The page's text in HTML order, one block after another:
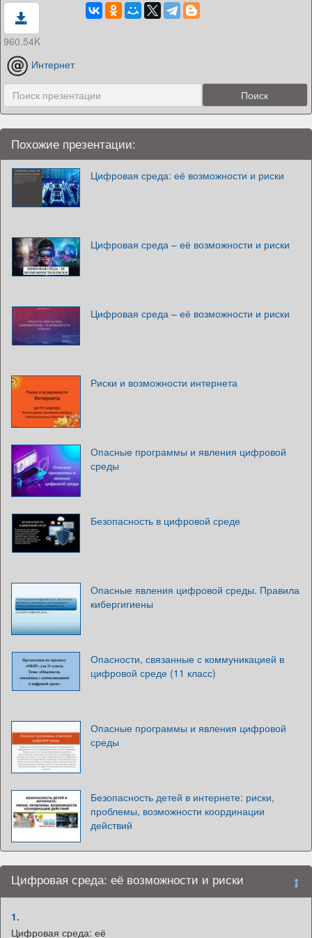
960.54K
Интернет
Похожие презентации:
Цифровая среда: её возможности и риски
Цифровая среда – её возможности и риски
Цифровая среда – её возможности и риски
Риски и возможности интернета
Опасные программы и явления цифровой
среды
Безопасность в цифровой среде
Опасные явления цифровой среды. Правила
кибергигиены
Опасности, связанные с коммуникацией в
цифровой среде (11 класс)
Опасные программы и явления цифровой
среды
Безопасность детей в интернете: риски,
проблемы, возможности координации
действий
Цифровая среда: её возможности и риски
1.
Цифровая среда: её